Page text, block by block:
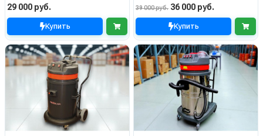
29 000 руб.
Купить
39 000 руб. 36 000 руб.
Купить